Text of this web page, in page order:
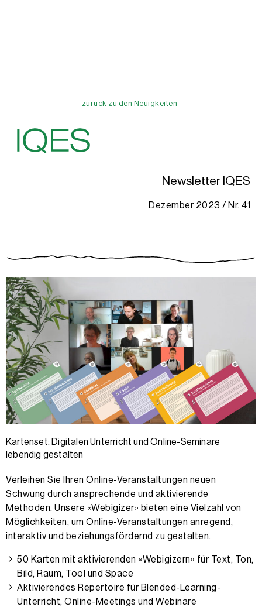
zurück zu den Neuigkeiten
Newsletter IQES
Dezember 2023 / Nr. 41
Kartenset: Digitalen Unterricht und Online-Seminare
lebendig gestalten
Verleihen Sie Ihren Online-Veranstaltungen neuen
Schwung durch ansprechende und aktivierende
Methoden. Unsere «Webigizer» bieten eine Vielzahl von
Möglichkeiten, um Online-Veranstaltungen anregend,
interaktiv und beziehung­sfördernd zu gestalten.
50 Karten mit aktivierenden «Webigizern» für Text, Ton,
Bild, Raum, Tool und Space
Aktivierendes Repertoire für Blended-Learning-
Unterricht, Online-Meetings und Webinare